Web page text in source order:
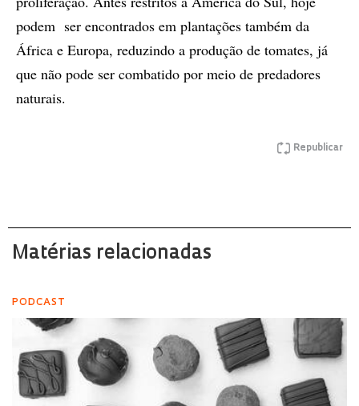
podem ser encontrados em plantações também da
África e Europa, reduzindo a produção de tomates, já
que não pode ser combatido por meio de predadores
naturais.
Republicar